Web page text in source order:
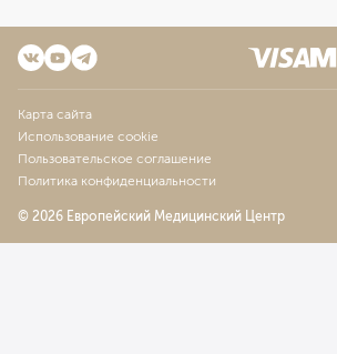
Карта сайта
Использование cookie
Пользовательское соглашение
Политика конфиденциальности
© 2026 Европейский Медицинский Центр